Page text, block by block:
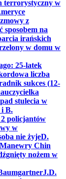
terrorystyczny w
z
na
irańskich
w domu w
25-latek
liczba
sukces (12-
stulecia w
i B.
policjantów
w
nie żyjeD.
Manewry Chin
nożem w
J.D.